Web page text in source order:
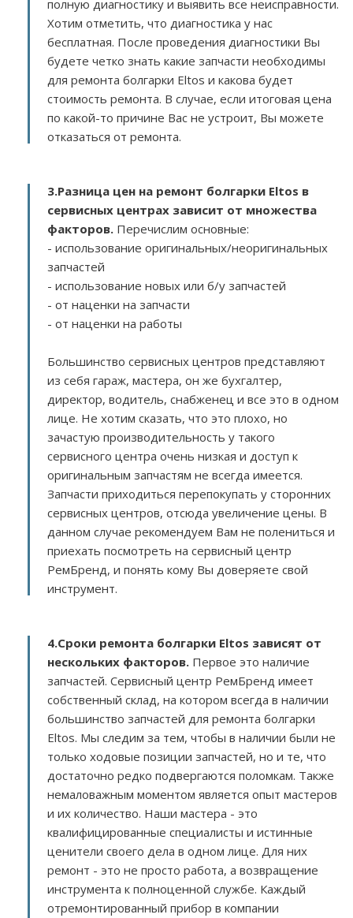
полную диагностику и выявить все неисправности.
Хотим отметить, что диагностика у нас
бесплатная. После проведения диагностики Вы
будете четко знать какие запчасти необходимы
для ремонта болгарки Eltos и какова будет
стоимость ремонта. В случае, если итоговая цена
по какой-то причине Вас не устроит, Вы можете
отказаться от ремонта.
3.Разница цен на ремонт болгарки Eltos в
сервисных центрах зависит от множества
факторов. Перечислим основные:
- использование оригинальных/неоригинальных
запчастей
- использование новых или б/у запчастей
- от наценки на запчасти
- от наценки на работы
Большинство сервисных центров представляют
из себя гараж, мастера, он же бухгалтер,
директор, водитель, снабженец и все это в одном
лице. Не хотим сказать, что это плохо, но
зачастую производительность у такого
сервисного центра очень низкая и доступ к
оригинальным запчастям не всегда имеется.
Запчасти приходиться перепокупать у сторонних
сервисных центров, отсюда увеличение цены. В
данном случае рекомендуем Вам не полениться и
приехать посмотреть на сервисный центр
РемБренд, и понять кому Вы доверяете свой
инструмент.
4.Сроки ремонта болгарки Eltos зависят от
нескольких факторов. Первое это наличие
запчастей. Сервисный центр РемБренд имеет
собственный склад, на котором всегда в наличии
большинство запчастей для ремонта болгарки
Eltos. Мы следим за тем, чтобы в наличии были не
только ходовые позиции запчастей, но и те, что
достаточно редко подвергаются поломкам. Также
немаловажным моментом является опыт мастеров
и их количество. Наши мастера - это
квалифицированные специалисты и истинные
ценители своего дела в одном лице. Для них
ремонт - это не просто работа, а возвращение
инструмента к полноценной службе. Каждый
отремонтированный прибор в компании